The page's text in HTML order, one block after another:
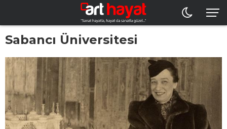
Sabancı Üniversitesi